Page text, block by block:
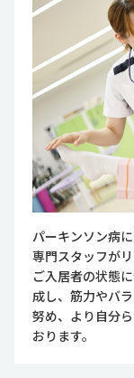
パーキンソン病
専門スタッフが
ご入居者の状態
成し、筋力やバ
努め、より自分
おります。